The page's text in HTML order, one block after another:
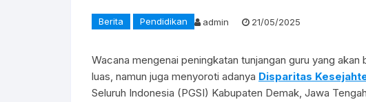
Berita Pendidikan admin 21/05/2025
Wacana mengenai peningkatan tunjangan guru yang
luas, namun juga menyoroti adanya Disparitas
Seluruh Indonesia (PGSI) Kabupaten Demak, Jawa